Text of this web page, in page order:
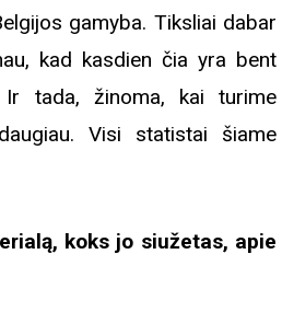
gamyba. Tiksliai dabar
kad kasdien čia yra bent
tada, žinoma, kai turime
Visi statistai šiame
koks jo siužetas, apie